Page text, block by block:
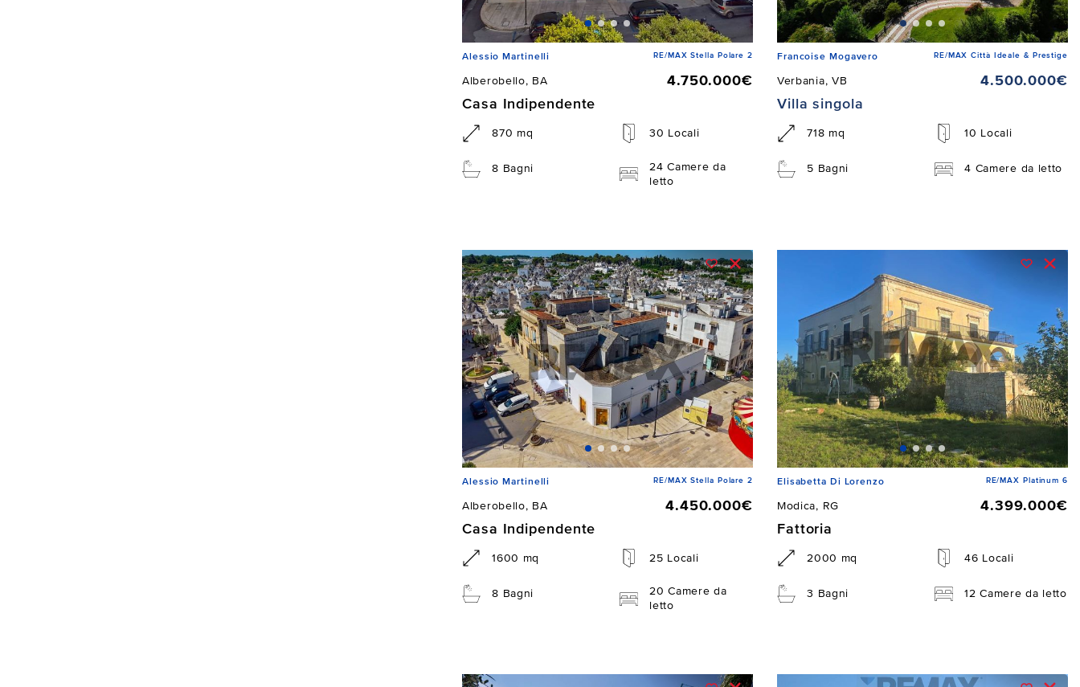
Alessio Martinelli RE/MAX Stella Polare 2
Alberobello, BA
4.750.000€
Casa Indipendente
870 mq 30 Locali
8 Bagni
24 Camere da
letto
Francoise Mogavero RE/MAX Città Ideale & Prestige
Verbania, VB
4.500.000€
Villa singola
718 mq 10 Locali
5 Bagni 4 Camere da letto
Alessio Martinelli RE/MAX Stella Polare 2
Alberobello, BA
4.450.000€
Casa Indipendente
1600 mq 25 Locali
8 Bagni
20 Camere da
letto
Elisabetta Di Lorenzo RE/MAX Platinum 6
Modica, RG
4.399.000€
Fattoria
2000 mq 46 Locali
3 Bagni 12 Camere da letto